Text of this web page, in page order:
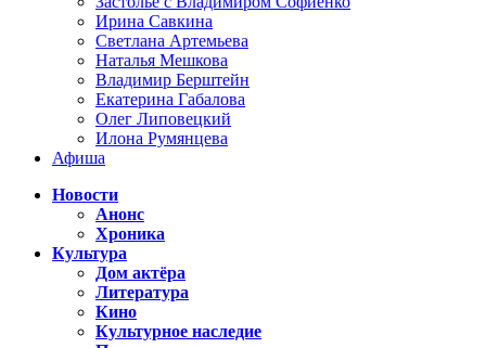
Ирина Савкина
Светлана Артемьева
Наталья Мешкова
Владимир Берштейн
Екатерина Габалова
Олег Липовецкий
Илона Румянцева
Афиша
Новости
Анонс
Хроника
Культура
Дом актёра
Литература
Кино
Культурное наследие